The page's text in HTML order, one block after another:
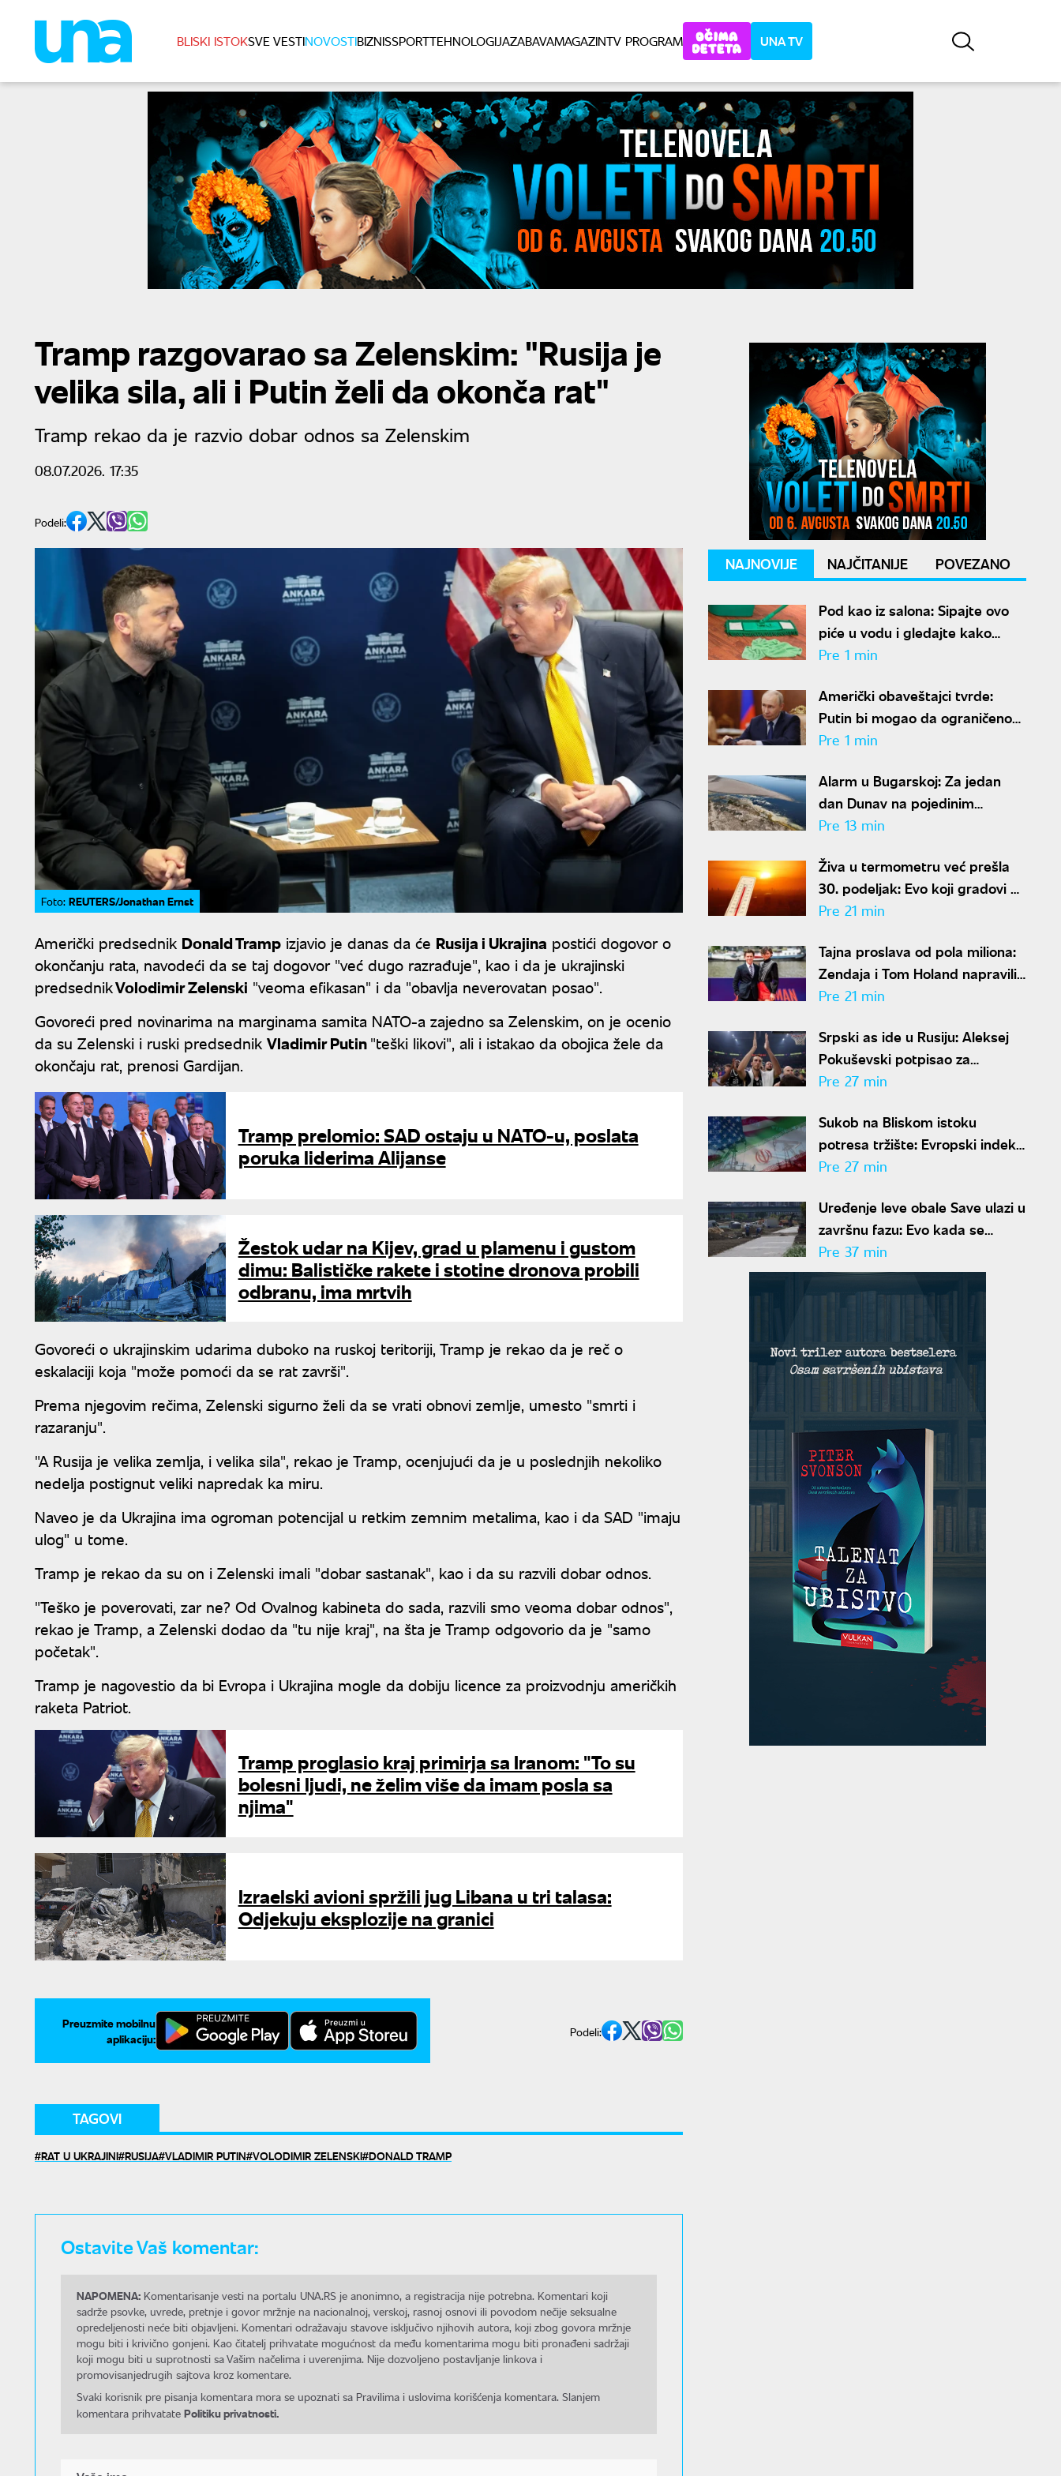
BLISKI ISTOKSVE VESTINOVOSTIBIZNISSPORTTEHNOLOGIJAZABAVAMAGAZINTV PROGRAM UNA TV
Tramp razgovarao sa Zelenskim: "Rusija je
velika sila, ali i Putin želi da okonča rat"
Tramp rekao da je razvio dobar odnos sa Zelenskim
08.07.2026. 17:35
Podeli:
Foto: REUTERS/Jonathan Ernst
Američki predsednik Donald Tramp izjavio je danas da će Rusija i Ukrajina postići dogovor o
okončanju rata, navodeći da se taj dogovor "već dugo razrađuje", kao i da je ukrajinski
predsednikVolodimir Zelenski "veoma efikasan" i da "obavlja neverovatan posao".
Govoreći pred novinarima na marginama samita NATO-a zajedno sa Zelenskim, on je ocenio
da su Zelenski i ruski predsednik Vladimir Putin"teški likovi", ali i istakao da obojica žele da
okončaju rat, prenosi Gardijan.
Tramp prelomio: SAD ostaju u NATO-u, poslata
poruka liderima Alijanse
Žestok udar na Kijev, grad u plamenu i gustom
dimu: Balističke rakete i stotine dronova probili
odbranu, ima mrtvih
Govoreći o ukrajinskim udarima duboko na ruskoj teritoriji, Tramp je rekao da je reč o
eskalaciji koja "može pomoći da se rat završi".
Prema njegovim rečima, Zelenski sigurno želi da se vrati obnovi zemlje, umesto "smrti i
razaranju".
"A Rusija je velika zemlja, i velika sila", rekao je Tramp, ocenjujući da je u poslednjih nekoliko
nedelja postignut veliki napredak ka miru.
Naveo je da Ukrajina ima ogroman potencijal u retkim zemnim metalima, kao i da SAD "imaju
ulog" u tome.
Tramp je rekao da su on i Zelenski imali "dobar sastanak", kao i da su razvili dobar odnos.
"Teško je poverovati, zar ne? Od Ovalnog kabineta do sada, razvili smo veoma dobar odnos",
rekao je Tramp, a Zelenski dodao da "tu nije kraj", na šta je Tramp odgovorio da je "samo
početak".
Tramp je nagovestio da bi Evropa i Ukrajina mogle da dobiju licence za proizvodnju američkih
raketa Patriot.
Tramp proglasio kraj primirja sa Iranom: "To su
bolesni ljudi, ne želim više da imam posla sa
njima"
Izraelski avioni spržili jug Libana u tri talasa:
Odjekuju eksplozije na granici
Preuzmite mobilnu
aplikaciju:
Podeli:
TAGOVI
RAT U UKRAJINI RUSIJA VLADIMIR PUTIN VOLODIMIR ZELENSKI DONALD TRAMP
Ostavite Vaš komentar:
NAPOMENA: Komentarisanje vesti na portalu UNA.RS je anonimno, a registracija nije potrebna. Komentari koji
sadrže psovke, uvrede, pretnje i govor mržnje na nacionalnoj, verskoj, rasnoj osnovi ili povodom nečije seksualne
opredeljenosti neće biti objavljeni. Komentari odražavaju stavove isključivo njihovih autora, koji zbog govora mržnje
mogu biti i krivično gonjeni. Kao čitatelj prihvatate mogućnost da među komentarima mogu biti pronađeni sadržaji
koji mogu biti u suprotnosti sa Vašim načelima i uverenjima. Nije dozvoljeno postavljanje linkova i
promovisanjedrugih sajtova kroz komentare.
Svaki korisnik pre pisanja komentara mora se upoznati sa Pravilima i uslovima korišćenja komentara. Slanjem
komentara prihvatate Politiku privatnosti.
NAJNOVIJE NAJČITANIJE POVEZANO
Pod kao iz salona: Sipajte ovo
piće u vodu i gledajte kako
prašina nestaje
Pre 1 min
Američki obaveštajci tvrde:
Putin bi mogao da ograničeno
napadne neku NATO članicu
Pre 1 min
Alarm u Bugarskoj: Za jedan
dan Dunav na pojedinim
delovima opao 10 centimetara
Pre 13 min
Živa u termometru već prešla
30. podeljak: Evo koji gradovi u
Srbiji su trenutno najtopliji
Pre 21 min
Tajna proslava od pola miliona:
Zendaja i Tom Holand napravili
svadbu veka
Pre 21 min
Srpski as ide u Rusiju: Aleksej
Pokuševski potpisao za
Lokomotivu
Pre 27 min
Sukob na Bliskom istoku
potresa tržište: Evropski indeksi
idu ka rekordnim nivoima, nafta
Pre 27 min
Uređenje leve obale Save ulazi u
završnu fazu: Evo kada se
očekuje završetak radova
Pre 37 min